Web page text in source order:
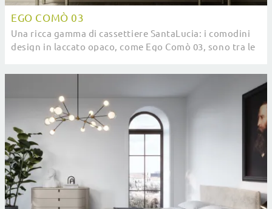
EGO COMÒ 03
Una ricca gamma di cassettiere SantaLucia: i comodini
design in laccato opaco, come Ego Comò 03, sono tra le